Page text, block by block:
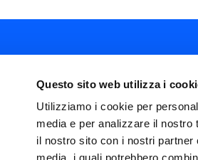
Questo sito web utilizza i
Utilizziamo i cookie per
media e per analizzare il
il nostro sito con i nostri
33 020 088
Social
menu